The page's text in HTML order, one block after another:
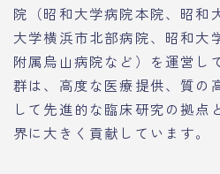
院（昭和大学病院本院、昭和
大学横浜市北部病院、昭和大
附属烏山病院など）を運営し
群は、高度な医療提供、質の
して先進的な臨床研究の拠点
界に大きく貢献しています。